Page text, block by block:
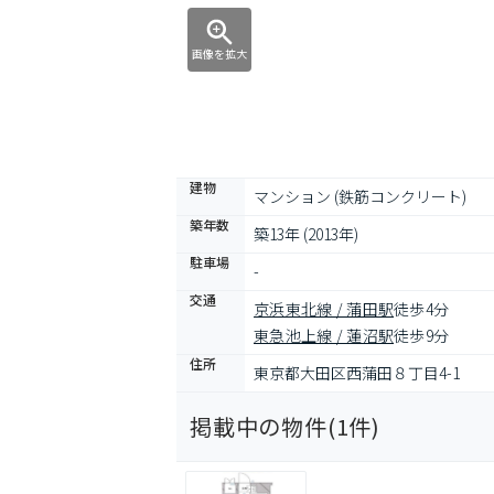
画像を拡大
建物 マンション (鉄筋コンクリート)
築年数 築13年 (2013年)
駐車場 -
交通 京浜東北線 / 蒲田駅徒歩4分
東急池上線 / 蓮沼駅徒歩9分
住所 東京都大田区西蒲田８丁目4-1
掲載中の物件(1件)